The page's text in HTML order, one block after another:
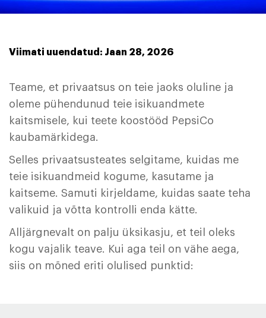
Viimati uuendatud: Jaan 28, 2026
Teame, et privaatsus on teie jaoks oluline ja
oleme pühendunud teie isikuandmete
kaitsmisele, kui teete koostööd PepsiCo
kaubamärkidega.
Selles privaatsusteates selgitame, kuidas me
teie isikuandmeid kogume, kasutame ja
kaitseme. Samuti kirjeldame, kuidas saate teha
valikuid ja võtta kontrolli enda kätte.
Alljärgnevalt on palju üksikasju, et teil oleks
kogu vajalik teave. Kui aga teil on vähe aega,
siis on mõned eriti olulised punktid: